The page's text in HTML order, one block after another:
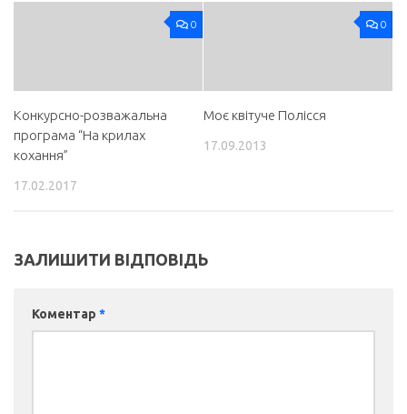
0
Конкурсно-розважальна
програма “На крилах
кохання”
17.02.2017
0
Моє квітуче Полісся
17.09.2013
ЗАЛИШИТИ ВІДПОВІДЬ
Коментар *